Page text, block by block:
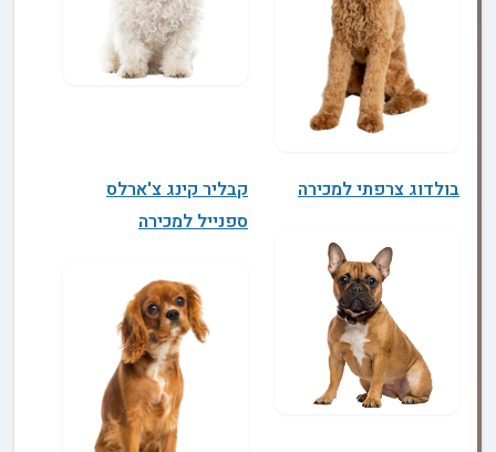
בולדוג צרפתי למכירה
קבליר קינג צ'ארלס
ספנייל למכירה